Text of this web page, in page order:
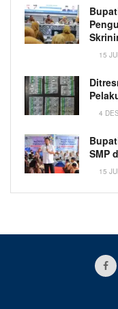
15
4
SMP
15